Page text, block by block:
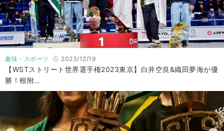
趣味・スポーツ 2023/12/19
【WSTストリート世界選手権2023東京】白井空良&織田夢海が優
勝！根附…